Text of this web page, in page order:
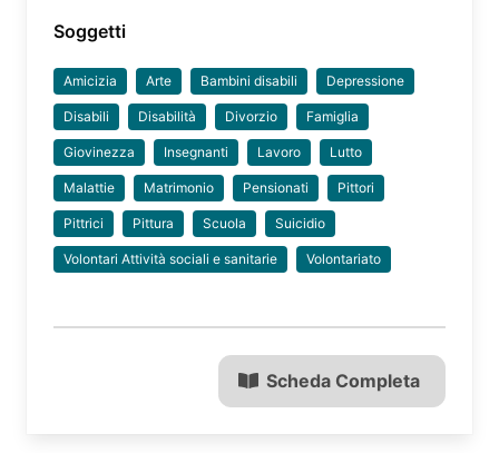
Soggetti
Amicizia Arte Bambini disabili Depressione
Disabili Disabilità Divorzio Famiglia
Giovinezza Insegnanti Lavoro Lutto
Malattie Matrimonio Pensionati Pittori
Pittrici Pittura Scuola Suicidio
Volontari Attività sociali e sanitarie Volontariato
Scheda Completa